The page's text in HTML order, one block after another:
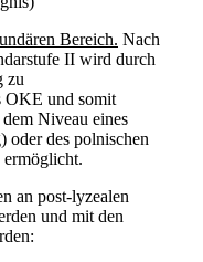
Bereich. Nach
II wird durch
zu
OKE und somit
Niveau eines
oder des polnischen
an post-lyzealen
und mit den